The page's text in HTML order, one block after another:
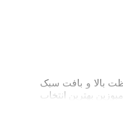
بالا و بافت سبک
بهترین انتخاب